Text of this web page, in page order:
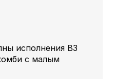
исполнения В3
с малым